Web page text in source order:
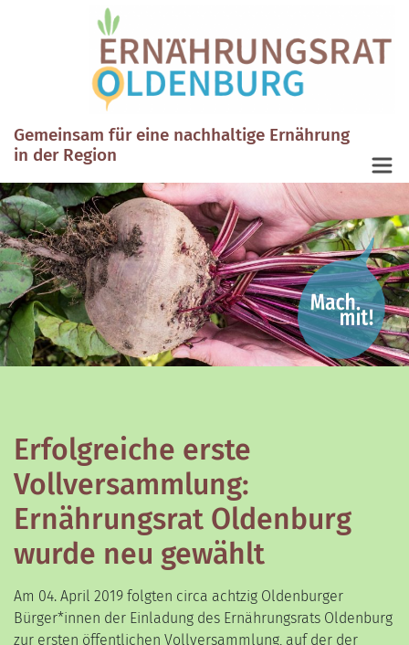
Gemeinsam für eine nachhaltige Ernährung
in der Region
Erfolgreiche erste
Vollversammlung:
Ernährungsrat Oldenburg
wurde neu gewählt
Am 04. April 2019 folgten circa achtzig Oldenburger
Bürger*innen der Einladung des Ernährungsrats Oldenburg
zur ersten öffentlichen Vollversammlung, auf der der